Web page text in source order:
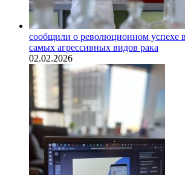
сообщили о революционном успехе
самых агрессивных видов рака
02.02.2026